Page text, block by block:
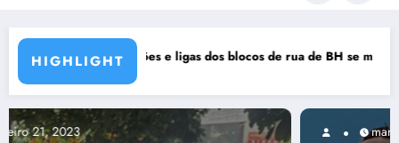
HIGHLIGHT
rua de BH se manifestam em nota de repúdioRocknights lança a primeira parte
março 5, 2021